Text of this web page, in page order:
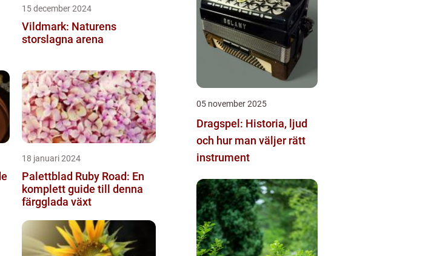
15 december 2024
Vildmark: Naturens
storslagna arena
18 januari 2024
Palettblad Ruby Road: En
komplett guide till denna
färgglada växt
05 november 2025
Dragspel: Historia, ljud
och hur man väljer rätt
instrument